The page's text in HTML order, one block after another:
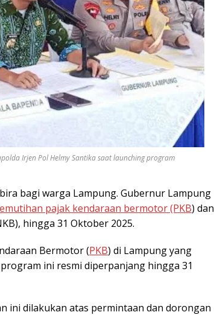
Irjen Pol Helmy Santika saat launching program
bagi warga Lampung. Gubernur Lampung
pajak kendaraan bermotor (PKB) dan
hingga 31 Oktober 2025.
Bermotor (PKB) di Lampung yang
ini resmi diperpanjang hingga 31
ini dilakukan atas permintaan dan dorongan